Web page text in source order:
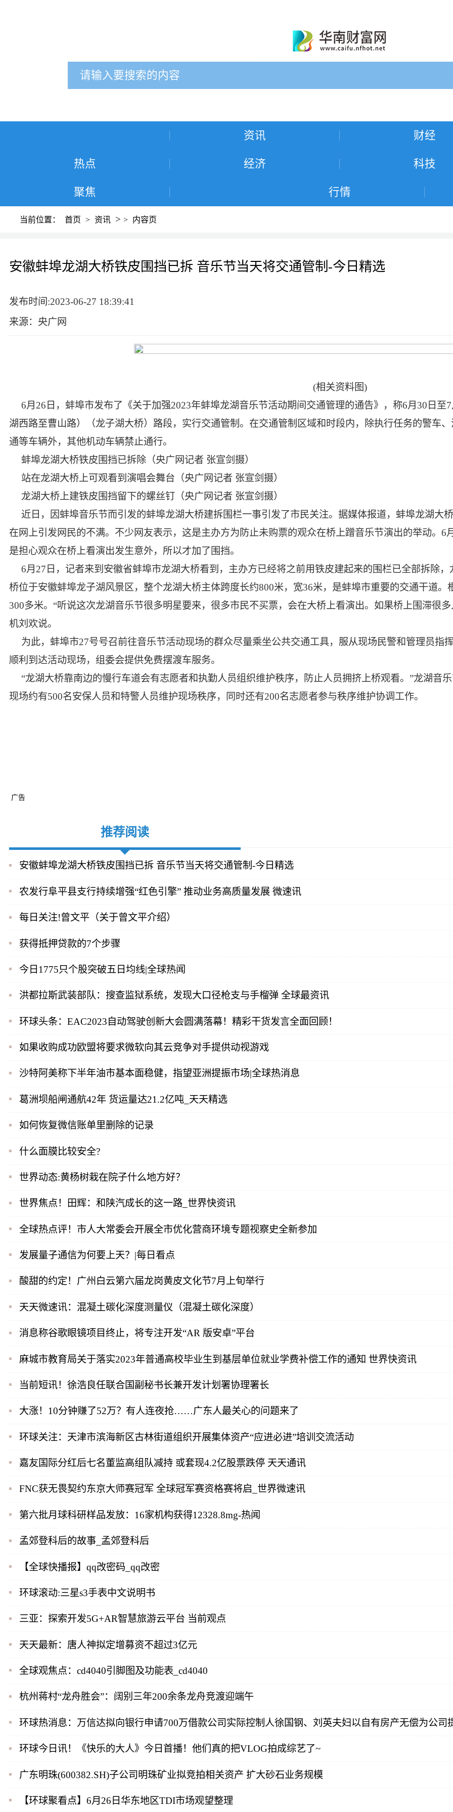
资讯 财经
热点 经济 科技
聚焦 行情
当前位置： 首页 > 资讯 >> 内容页
安徽蚌埠龙湖大桥铁皮围挡已拆 音乐节当天将交通管制-今日精选
发布时间:2023-06-27 18:39:41
来源：央广网
(相关资料图)
6月26日，蚌埠市发布了《关于加强2023年蚌埠龙湖音乐节活动期间交通管理的通告》，称6月30日
湖西路至曹山路）（龙子湖大桥）路段，实行交通管制。在交通管制区域和时段内，除执行任务的警车
通等车辆外，其他机动车辆禁止通行。
蚌埠龙湖大桥铁皮围挡已拆除（央广网记者 张宣剑摄）
站在龙湖大桥上可观看到演唱会舞台（央广网记者 张宣剑摄）
龙湖大桥上建铁皮围挡留下的螺丝钉（央广网记者 张宣剑摄）
近日，因蚌埠音乐节而引发的蚌埠龙湖大桥建拆围栏一事引发了市民关注。据媒体报道，蚌埠龙湖大
在网上引发网民的不满。不少网友表示，这是主办方为防止未购票的观众在桥上蹭音乐节演出的举动。
是担心观众在桥上看演出发生意外，所以才加了围挡。
6月27日，记者来到安徽省蚌埠市龙湖大桥看到，主办方已经将之前用铁皮建起来的围栏已全部拆除
桥位于安徽蚌埠龙子湖风景区，整个龙湖大桥主体跨度长约800米，宽36米，是蚌埠市重要的交通干道
300多米。“听说这次龙湖音乐节很多明星要来，很多市民不买票，会在大桥上看演出。如果桥上围滞很
机刘欢说。
为此，蚌埠市27号号召前往音乐节活动现场的群众尽量乘坐公共交通工具，服从现场民警和管理员指
顺利到达活动现场，组委会提供免费摆渡车服务。
“龙湖大桥靠南边的慢行车道会有志愿者和执勤人员组织维护秩序，防止人员拥挤上桥观看。”龙湖音
现场约有500名安保人员和特警人员维护现场秩序，同时还有200名志愿者参与秩序维护协调工作。
广告
推荐阅读
安徽蚌埠龙湖大桥铁皮围挡已拆 音乐节当天将交通管制-今日精选
农发行阜平县支行持续增强“红色引擎” 推动业务高质量发展 微速讯
每日关注!曾文平（关于曾文平介绍）
获得抵押贷款的7个步骤
今日1775只个股突破五日均线|全球热闻
洪都拉斯武装部队：搜查监狱系统，发现大口径枪支与手榴弹 全球最资讯
环球头条：EAC2023自动驾驶创新大会圆满落幕！精彩干货发言全面回顾！
如果收购成功欧盟将要求微软向其云竞争对手提供动视游戏
沙特阿美称下半年油市基本面稳健，指望亚洲提振市场|全球热消息
葛洲坝船闸通航42年 货运量达21.2亿吨_天天精选
如何恢复微信账单里删除的记录
什么面膜比较安全?
世界动态:黄杨树栽在院子什么地方好？
世界焦点！田辉：和陕汽成长的这一路_世界快资讯
全球热点评！市人大常委会开展全市优化营商环境专题视察史全新参加
发展量子通信为何要上天？|每日看点
酸甜的约定！广州白云第六届龙岗黄皮文化节7月上旬举行
天天微速讯：混凝土碳化深度测量仪（混凝土碳化深度）
消息称谷歌眼镜项目终止，将专注开发“AR 版安卓”平台
麻城市教育局关于落实2023年普通高校毕业生到基层单位就业学费补偿工作的通知 世界快资讯
当前短讯！徐浩良任联合国副秘书长兼开发计划署协理署长
大涨！10分钟赚了52万？有人连夜抢……广东人最关心的问题来了
环球关注：天津市滨海新区古林街道组织开展集体资产“应进必进”培训交流活动
嘉友国际分红后七名董监高组队减持 或套现4.2亿股票跌停 天天通讯
FNC获无畏契约东京大师赛冠军 全球冠军赛资格赛将启_世界微速讯
第六批月球科研样品发放：16家机构获得12328.8mg-热闻
孟郊登科后的故事_孟郊登科后
【全球快播报】qq改密码_qq改密
环球滚动:三星s3手表中文说明书
三亚：探索开发5G+AR智慧旅游云平台 当前观点
天天最新：唐人神拟定增募资不超过3亿元
全球观焦点：cd4040引脚图及功能表_cd4040
杭州蒋村“龙舟胜会”：阔别三年200余条龙舟竞渡迎端午
环球热消息：万信达拟向银行申请700万借款公司实际控制人徐国钢、刘英夫妇以自有房产无偿为公司
环球今日讯！《快乐的大人》今日首播！他们真的把VLOG拍成综艺了~
广东明珠(600382.SH)子公司明珠矿业拟竞拍相关资产 扩大砂石业务规模
【环球聚看点】6月26日华东地区TDI市场观望整理